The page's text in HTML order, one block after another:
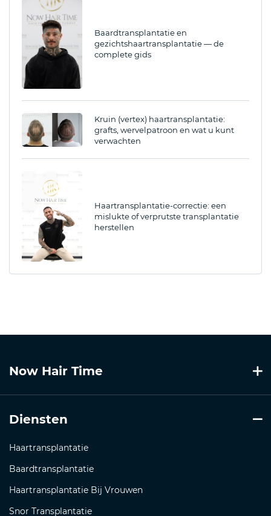
Baardtransplantatie en
gezichtshaartransplantatie — de
complete gids
Kruin (vertex) haartransplantatie:
grafts, wervelpatroon en wat u kunt
verwachten
Haartransplantatie-correctie: een
mislukte of verprutste transplantatie
herstellen
Now Hair Time
Diensten
Haartransplantatie
Baardtransplantatie
Haartransplantatie Bij Vrouwen
Snor Transplantatie